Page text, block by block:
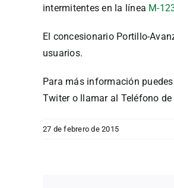
intermitentes en la línea M-
El concesionario Portillo-
usuarios.
Para más información
Twiter o llamar al Teléfono
27 de febrero de 2015